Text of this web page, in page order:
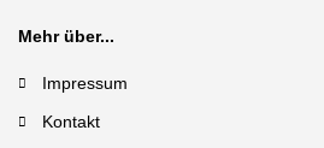
Mehr über...
Impressum
Kontakt